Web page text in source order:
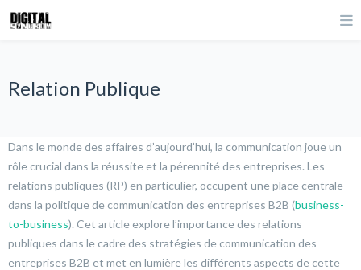
Relation Publique
Dans le monde des affaires d’aujourd’hui, la communication joue un
rôle crucial dans la réussite et la pérennité des entreprises. Les
relations publiques (RP) en particulier, occupent une place centrale
dans la politique de communication des entreprises B2B (business-
to-business). Cet article explore l’importance des relations
publiques dans le cadre des stratégies de communication des
entreprises B2B et met en lumière les différents aspects de cette